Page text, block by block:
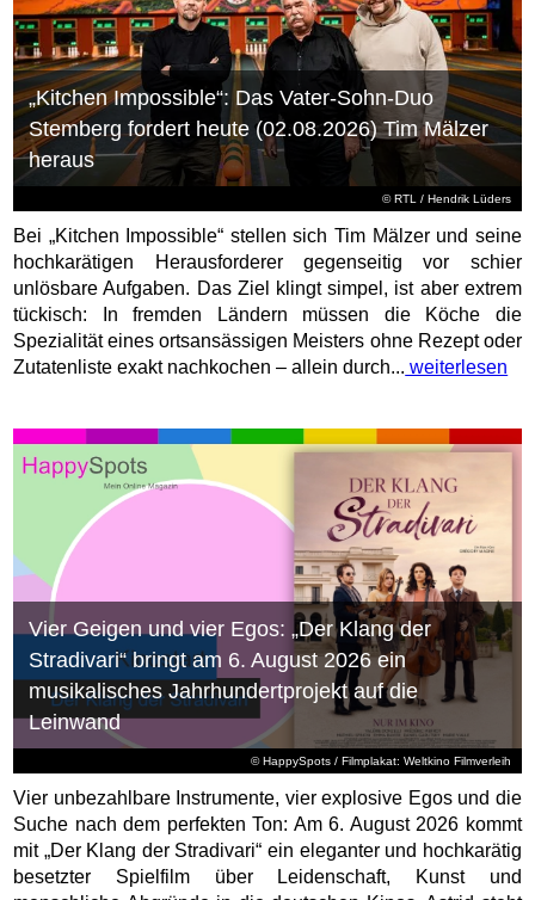
©RTL / Hendrik Lüders
„Kitchen Impossible“: Das Vater-Sohn-Duo
Stemberg fordert heute (02.08.2026) Tim Mälzer
heraus
Bei „Kitchen Impossible“ stellen sich Tim Mälzer und seine
hochkarätigen Herausforderer gegenseitig vor schier
unlösbare Aufgaben. Das Ziel klingt simpel, ist aber extrem
tückisch: In fremden Ländern müssen die Köche die
Spezialität eines ortsansässigen Meisters ohne Rezept oder
Zutatenliste exakt nachkochen – allein durch... weiterlesen
© HappySpots / Filmplakat: Weltkino Filmverleih
Vier Geigen und vier Egos: „Der Klang der
Stradivari“ bringt am 6. August 2026 ein
musikalisches Jahrhundertprojekt auf die
Leinwand
Vier unbezahlbare Instrumente, vier explosive Egos und die
Suche nach dem perfekten Ton: Am 6. August 2026 kommt
mit „Der Klang der Stradivari“ ein eleganter und hochkarätig
besetzter Spielfilm über Leidenschaft, Kunst und